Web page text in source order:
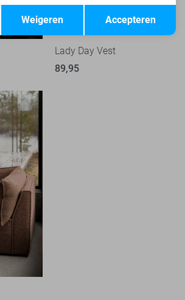
Lady Day Vest
89,95
Opslaan
Accepteren
Weigeren